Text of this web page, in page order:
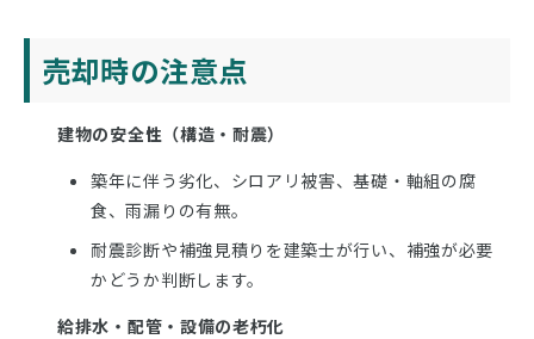
売却時の注意点
建物の安全性（構造・耐震）
築年に伴う劣化、シロアリ被害、基礎・軸組の腐
食、雨漏りの有無。
耐震診断や補強見積りを建築士が行い、補強が必要
かどうか判断します。
給排水・配管・設備の老朽化